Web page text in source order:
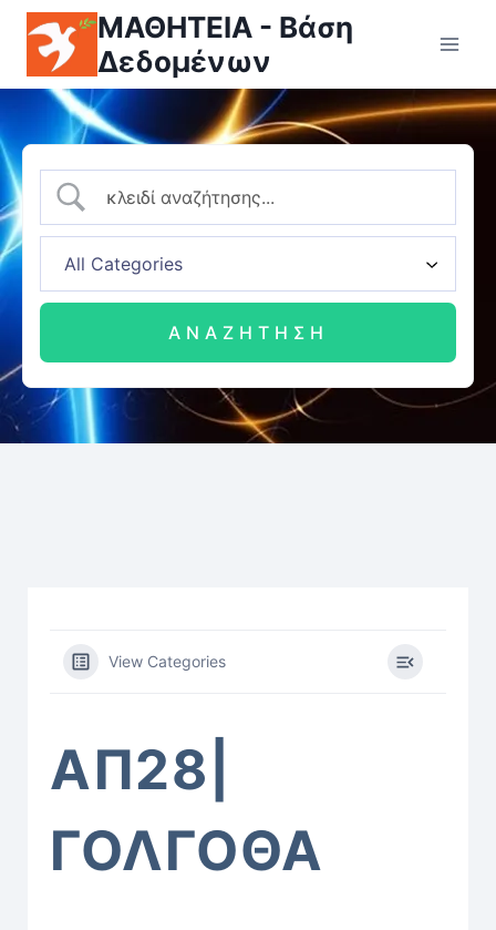
ΜΑΘΗΤΕΙΑ - Βάση
Δεδομένων
View Categories
ΑΠ28|
ΓΟΛΓΟΘΑ